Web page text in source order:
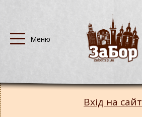
Вхід на сайт